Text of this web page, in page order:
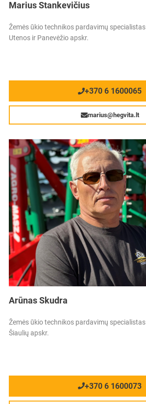
Marius Stankevičius
Žemės ūkio technikos pardavimų specialistas
Utenos ir Panevėžio apskr.
+370 6 1600065
marius@hegvita.lt
Arūnas Skudra
Žemės ūkio technikos pardavimų specialistas
Šiaulių apskr.
+370 6 1600073